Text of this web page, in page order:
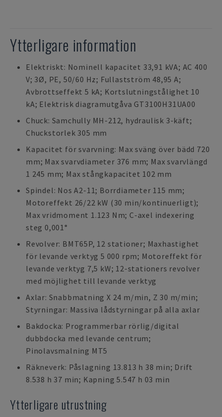
Ytterligare information
Elektriskt: Nominell kapacitet 33,91 kVA; AC 400
V; 3Ø, PE, 50/60 Hz; Fullastström 48,95 A;
Avbrottseffekt 5 kA; Kortslutningstålighet 10
kA; Elektrisk diagramutgåva GT3100H31UA00
Chuck: Samchully MH-212, hydraulisk 3-käft;
Chuckstorlek 305 mm
Kapacitet för svarvning: Max sväng över bädd 720
mm; Max svarvdiameter 376 mm; Max svarvlängd
1 245 mm; Max stångkapacitet 102 mm
Spindel: Nos A2-11; Borrdiameter 115 mm;
Motoreffekt 26/22 kW (30 min/kontinuerligt);
Max vridmoment 1.123 Nm; C-axel indexering
steg 0,001°
Revolver: BMT65P, 12 stationer; Maxhastighet
för levande verktyg 5 000 rpm; Motoreffekt för
levande verktyg 7,5 kW; 12-stationers revolver
med möjlighet till levande verktyg
Axlar: Snabbmatning X 24 m/min, Z 30 m/min;
Styrningar: Massiva lådstyrningar på alla axlar
Bakdocka: Programmerbar rörlig/digital
dubbdocka med levande centrum;
Pinolavsmalning MT5
Räkneverk: Påslagning 13.813 h 38 min; Drift
8.538 h 37 min; Kapning 5.547 h 03 min
Ytterligare utrustning